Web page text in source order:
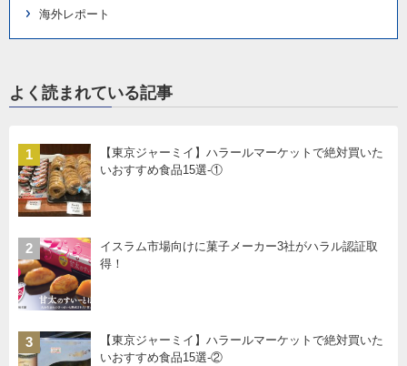
海外レポート
よく読まれている記事
1
【東京ジャーミイ】ハラールマーケットで絶対買いた
いおすすめ食品15選-①
2
イスラム市場向けに菓子メーカー3社がハラル認証取
得！
3
【東京ジャーミイ】ハラールマーケットで絶対買いた
いおすすめ食品15選-②